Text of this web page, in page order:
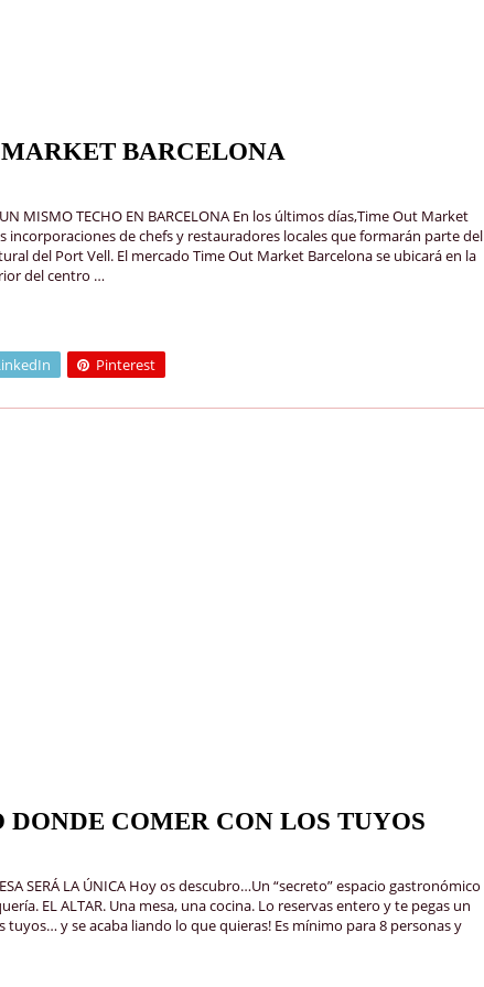
BARCELONA
UN MISMO TECHO EN BARCELONA En los últimos días,Time Out Market
incorporaciones de chefs y restauradores locales que formarán parte del
del Port Vell. El mercado Time Out Market Barcelona se ubicará en la
del centro …
Pinterest
DONDE COMER CON LOS TUYOS
SERÁ LA ÚNICA Hoy os descubro…Un “secreto” espacio gastronómico
EL ALTAR. Una mesa, una cocina. Lo reservas entero y te pegas un
tuyos… y se acaba liando lo que quieras! Es mínimo para 8 personas y